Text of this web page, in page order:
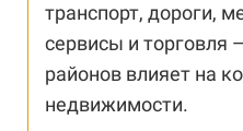
транспорт, дороги,
сервисы и торговля
районов влияет на
недвижимости.